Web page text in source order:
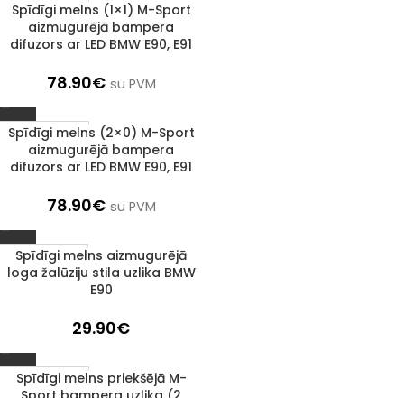
1–3 D. D.
Spīdīgi melns (1×1) M-Sport
aizmugurējā bampera
difuzors ar LED BMW E90, E91
78.90€ su PVM
1–3 D. D.
Spīdīgi melns (2×0) M-Sport
aizmugurējā bampera
difuzors ar LED BMW E90, E91
78.90€ su PVM
IZPĀRDOTS
Spīdīgi melns aizmugurējā
loga žalūziju stila uzlika BMW
E90
29.90€
1–3 D. D.
Spīdīgi melns priekšējā M-